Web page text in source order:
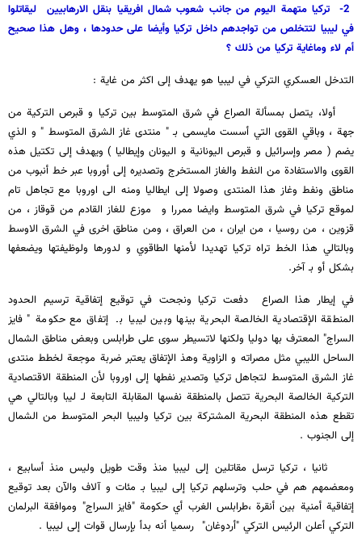
2- تركيا متهمة اليوم من جانب شعوب شمال افريقيا بنقل الارهابيين ليقاتلوا
في ليبيا لتتخلص من تواجدهم داخل تركيا وأيضا على حدودها ، وهل هذا صحيح
أم لاء وماغاية تركيا من ذلك ؟
التدخل العسكري التركي في ليبيا هو يهدف إلى اكثر من غاية :
أولا، يتصل بمسألة الصراع في شرق المتوسط بين تركيا و قبرص التركية من
جهة ، وباقي القوى التي أسست مايسمى بـ " منتدى غاز الشرق المتوسط " و الذي
يضم ( مصر وإسرائيل و قبرص اليونانية و اليونان وإيطاليا ) ويهدف إلى تكتيل هذه
القوى والاستفادة من النفط والغاز المستخرج وتصديره إلى أوروبا عبر خط أنبوب من
مناطق ونفط وغاز هذا المنتدى وصولا إلى ايطاليا ومنه الى اوروبا مع تجاهل تام
لموقع تركيا في شرق المتوسط وايضا ممررا و موزع للغاز القادم من قوقاز ، من
قزوين ، من روسيا ، من ايران ، من العراق ، ومن مناطق اخرى في الشرق الاوسط
وبالتالي هذا الخط تراه تركيا تهديدا لأمنها الطاقوي و لدورها ولوظيفتها ويضعفها
بشكل أو بـ آخر.
في إيطار هذا الصراع دفعت تركيا ونجحت في توقيع إتفاقية ترسيم الحدود
المنطقة الإقتصادية الخالصة البحرية بينها وبين ليبيا بـ إتفاق مع حكومة " فايز
السراج" المعترف بها دوليا ولكنها لاتسيطر سوى على طرابلس وبعض مناطق الشمال
الساحل الليبي مثل مصراته و الزاوية وهذ الإتفاق يعتبر ضربة موجعة لخطط منتدى
غاز الشرق المتوسط لتجاهل تركيا وتصدير نفطها إلى اوروبا لأن المنطقة الاقتصادية
التركية الخالصة البحرية تتصل بالمنطقة نفسها المقابلة التابعة لـ ليبا وبالتالي هي
تقطع هذه المنطقة البحرية المشتركة بين تركيا وليبيا البحر المتوسط من الشمال
إلى الجنوب .
ثانيا ، تركيا ترسل مقاتلين إلى ليبيا منذ وقت طويل وليس منذ أسابيع ،
ومعضمهم هم في حلب وترسلهم تركيا إلى ليبيا بـ مئات و آلاف والآن بعد توقيع
إتفاقية أمنية بين أنقرة ،طرابلس الغرب أي حكومة "فايز السراج" وموافقة البرلمان
التركي أعلن الرئيس التركي "أردوغان" رسميا أنه بدأ بإرسال قوات إلى ليبيا .